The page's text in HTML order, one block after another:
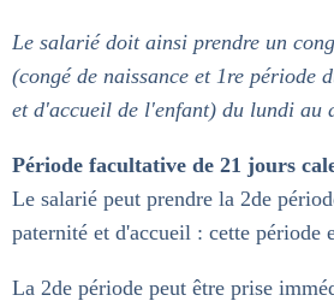
Le salarié doit ainsi prendre un
(congé de naissance et 1re période
et d'accueil de l'enfant) du lundi au
Période facultative de 21 jours
Le salarié peut prendre la 2de
paternité et d'accueil : cette période
La 2de période peut être prise